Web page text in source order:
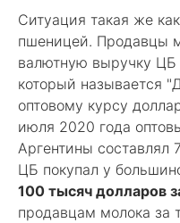
Ситуация такая же
пшеницей. Продавцы
валютную выручку ЦБ
который называется
оптовому курсу
июля 2020 года
Аргентины составлял
ЦБ покупал у
100 тысяч долларов
продавцам молока за